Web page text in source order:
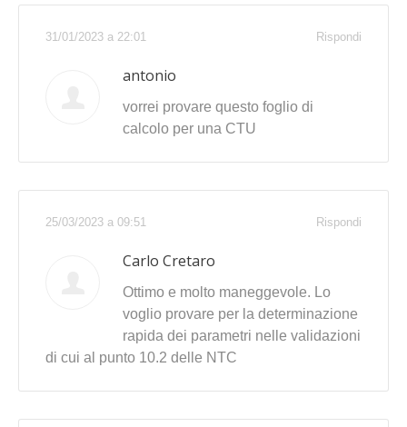
Rispondi
31/01/2023 a 22:01
antonio
vorrei provare questo foglio di
calcolo per una CTU
Rispondi
25/03/2023 a 09:51
Carlo Cretaro
Ottimo e molto maneggevole. Lo
voglio provare per la determinazione
rapida dei parametri nelle validazioni
di cui al punto 10.2 delle NTC